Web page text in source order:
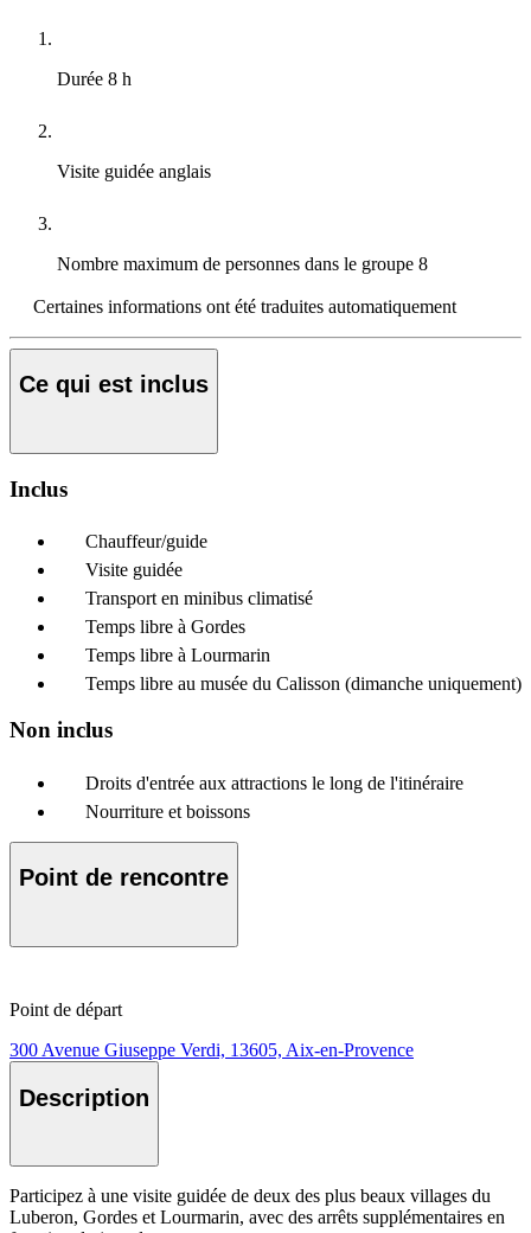
Durée 8 h
Visite guidée anglais
Nombre maximum de personnes dans le groupe 8
Certaines informations ont été traduites automatiquement
Ce qui est inclus
Inclus
Chauffeur/guide
Visite guidée
Transport en minibus climatisé
Temps libre à Gordes
Temps libre à Lourmarin
Temps libre au musée du Calisson (dimanche uniquement)
Non inclus
Droits d'entrée aux attractions le long de l'itinéraire
Nourriture et boissons
Point de rencontre
Point de départ
300 Avenue Giuseppe Verdi, 13605, Aix-en-Provence
Description
Participez à une visite guidée de deux des plus beaux villages du
Luberon, Gordes et Lourmarin, avec des arrêts supplémentaires en